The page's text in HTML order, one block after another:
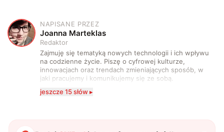
J
NAPISANE PRZEZ
Joanna Marteklas
Redaktor
Zajmuję się tematyką nowych technologii i ich wpływu
na codzienne życie. Piszę o cyfrowej kulturze,
innowacjach oraz trendach zmieniających sposób, w
jaki pracujemy i komunikujemy się ze sobą.
Szczególnie interesuje mnie relacja między rozwojem
technologii a współczesną popkulturą. W wolnych
jeszcze 15 słów ▸